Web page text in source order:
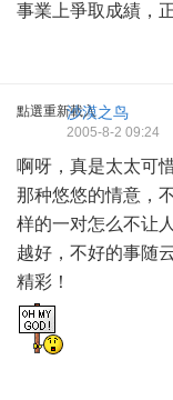
事業上爭取成績，
點選重新載入沙漠之鸟
2005-8-2 09:24
啊呀，真是太太可
那种悠悠的情意，
样的一对怎么不让
越好，不好的事随
精彩！